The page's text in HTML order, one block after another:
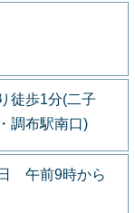
徒歩1分(二子
調布駅南口)
午前9時から